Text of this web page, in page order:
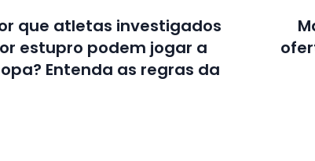
que atletas investigados
estupro podem jogar a
Entenda as regras da